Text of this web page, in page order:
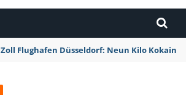
Zoll Flughafen Düsseldorf: Neun Kilo Kokain